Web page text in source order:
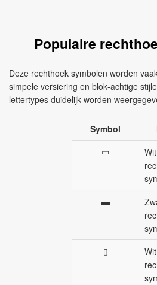
Populaire
Deze rechthoek symbolen worden
simpele versiering en blok‑achtige
lettertypes duidelijk worden
Symbol
▭
Wit
▬
▯